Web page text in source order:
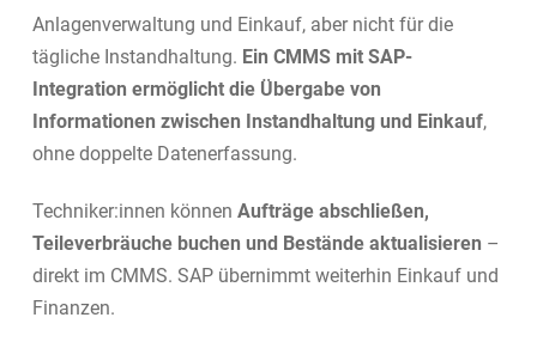
Anlagenverwaltung und Einkauf, aber nicht für die
tägliche Instandhaltung. Ein CMMS mit SAP-
Integration ermöglicht die Übergabe von
Informationen zwischen Instandhaltung und Einkauf,
ohne doppelte Datenerfassung.
Techniker:innen können Aufträge abschließen,
Teileverbräuche buchen und Bestände aktualisieren –
direkt im CMMS. SAP übernimmt weiterhin Einkauf und
Finanzen.